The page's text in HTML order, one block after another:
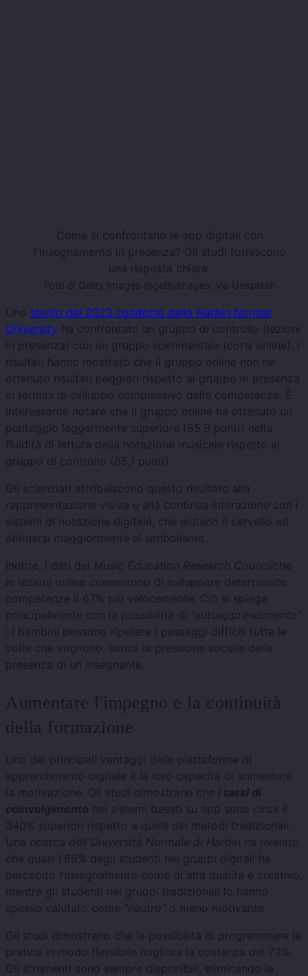
Come si confrontano le app digitali con
l'insegnamento in presenza? Gli studi forniscono
una risposta chiara.
Foto di Getty Images @gettyimages, via Unsplash
Uno studio del 2023 condotto dalla Harbin Normal
University ha confrontato un gruppo di controllo (lezioni
in presenza) con un gruppo sperimentale (corsi online). I
risultati hanno mostrato che il gruppo online non ha
ottenuto risultati peggiori rispetto al gruppo in presenza
in termini di sviluppo complessivo delle competenze. È
interessante notare che il gruppo online ha ottenuto un
punteggio leggermente superiore (85,9 punti) nella
fluidità di lettura della notazione musicale rispetto al
gruppo di controllo (85,1 punti).
Gli scienziati attribuiscono questo risultato alla
rappresentazione visiva e alla continua interazione con i
sistemi di notazione digitale, che aiutano il cervello ad
abituarsi maggiormente al simbolismo.
Inoltre, i dati del Music Education Research Councilche
le lezioni online consentono di sviluppare determinate
competenze il 67% più velocemente. Ciò si spiega
principalmente con la possibilità di "autoapprendimento"
: i bambini possono ripetere i passaggi difficili tutte le
volte che vogliono, senza la pressione sociale della
presenza di un insegnante.
Aumentare l'impegno e la continuità
della formazione
Uno dei principali vantaggi delle piattaforme di
apprendimento digitale è la loro capacità di aumentare
la motivazione. Gli studi dimostrano che i tassi di
coinvolgimento nei sistemi basati su app sono circa il
340% superiori rispetto a quelli dei metodi tradizionali.
Una ricerca dell'Università Normale di Harbin ha rivelato
che quasi l'89% degli studenti nei gruppi digitali ha
percepito l'insegnamento come di alta qualità e creativo,
mentre gli studenti nei gruppi tradizionali lo hanno
spesso valutato come "neutro" o meno motivante.
Gli studi dimostrano che la possibilità di programmare la
pratica in modo flessibile migliora la costanza del 73%.
Gli strumenti sono sempre disponibili, eliminando la